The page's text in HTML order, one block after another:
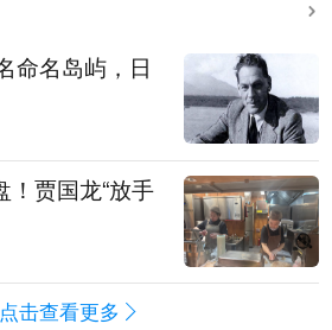
命名岛屿，日
！贾国龙“放手
点击查看更多